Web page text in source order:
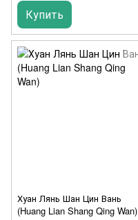
Купить
Хуан Лянь Шан Цин Вань
(Huang Lian Shang Qing Wan)